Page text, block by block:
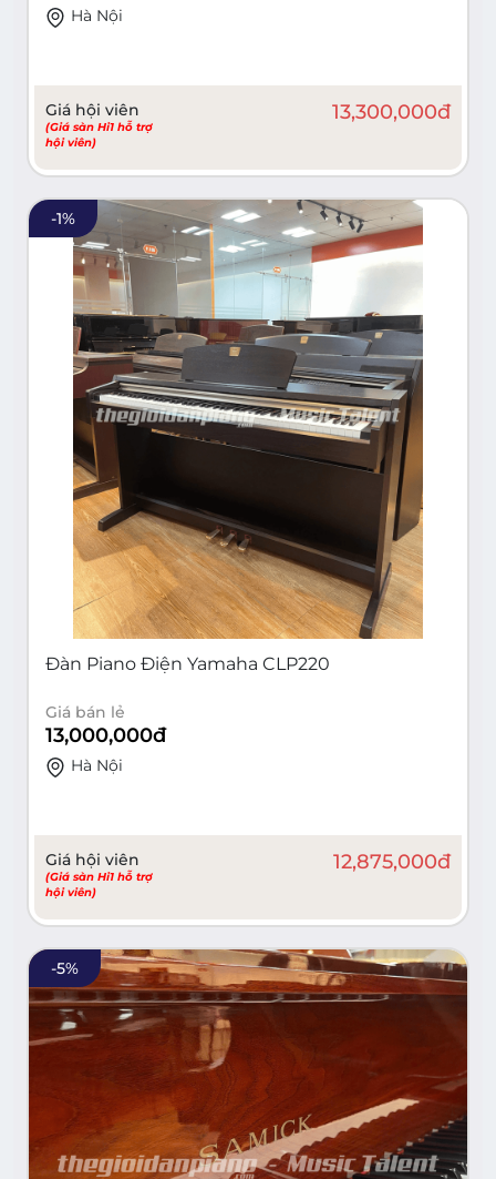
Hà Nội
Giá hội viên
(Giá sàn Hi1 hỗ trợ
hội viên)
13,300,000đ
-1%
Đàn Piano Điện Yamaha CLP220
Giá bán lẻ
13,000,000đ
Hà Nội
Giá hội viên
(Giá sàn Hi1 hỗ trợ
hội viên)
12,875,000đ
-5%